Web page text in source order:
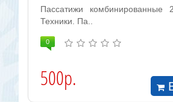
Пассатижи
Техники. Па..
0
500р.